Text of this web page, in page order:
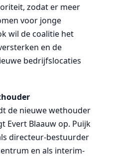
zodat er meer
voor jonge
wil de coalitie het
en de
bedrijfslocaties
de nieuwe wethouder
Evert Blaauw op. Puijk
directeur-bestuurder
en als interim-